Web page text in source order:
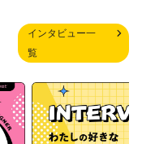
インタビュー一
覧